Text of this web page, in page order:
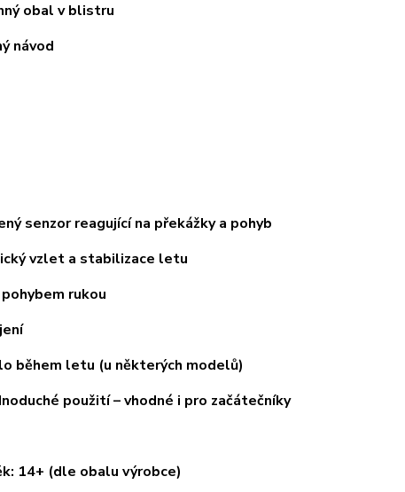
obal v blistru
návod
senzor reagující na překážky a pohyb
vzlet a stabilizace letu
rukou
během letu (u některých modelů)
použití – vhodné i pro začátečníky
14+ (dle obalu výrobce)